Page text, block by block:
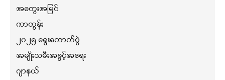
အတွေးအမြင်
ကာတွန်း
၂၀၂၅ ရွေးကောက်ပွဲ
အမျိုးသမီးအခွင့်အရေး
ဂျာနယ်